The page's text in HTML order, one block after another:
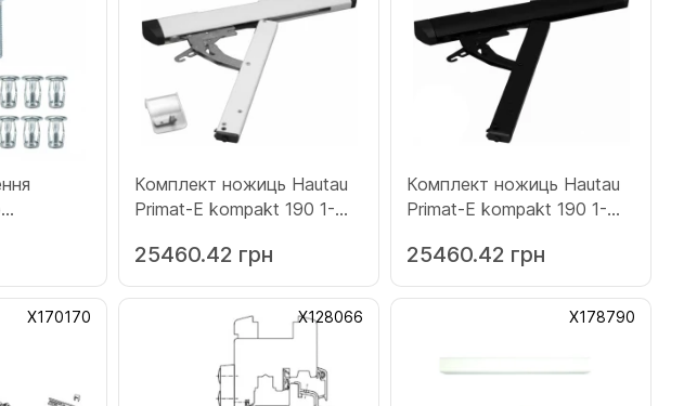
Комплект ножиць Hautau
Primat-E kompakt 190 1-
25460.42 грн
Комплект ножиць Hautau
Primat-E kompakt 190 1-
(Х183746)
25460.42 грн
Х170170 Х128066 Х178790